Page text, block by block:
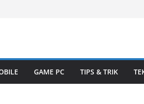
GAME PC TIPS & TRIK